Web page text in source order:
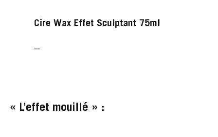
Cire Wax Effet Sculptant 75ml
...
« L’effet mouillé » :